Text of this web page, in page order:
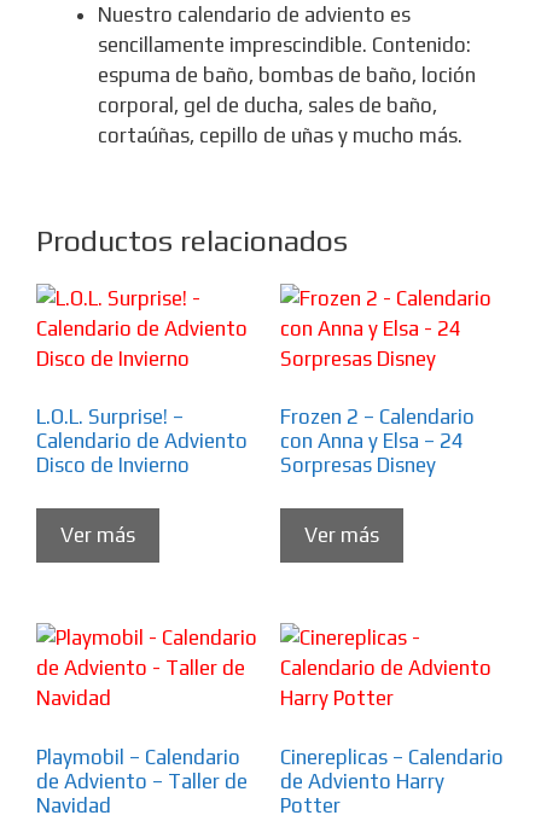
Nuestro calendario de adviento es
sencillamente imprescindible. Contenido:
espuma de baño, bombas de baño, loción
corporal, gel de ducha, sales de baño,
cortaúñas, cepillo de uñas y mucho más.
Productos relacionados
L.O.L. Surprise! –
Calendario de Adviento
Disco de Invierno
Ver más
Frozen 2 – Calendario
con Anna y Elsa – 24
Sorpresas Disney
Ver más
Playmobil – Calendario
de Adviento – Taller de
Navidad
Cinereplicas – Calendario
de Adviento Harry
Potter